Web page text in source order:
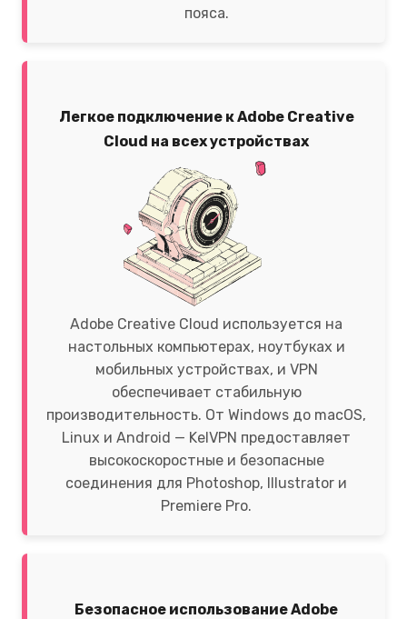
пояса.
Легкое подключение к Adobe Creative
Cloud на всех устройствах
Adobe Creative Cloud используется на
настольных компьютерах, ноутбуках и
мобильных устройствах, и VPN
обеспечивает стабильную
производительность. От Windows до macOS,
Linux и Android — KelVPN предоставляет
высокоскоростные и безопасные
соединения для Photoshop, Illustrator и
Premiere Pro.
Безопасное использование Adobe